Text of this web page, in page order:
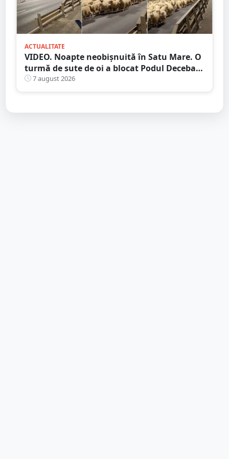
ACTUALITATE
VIDEO. Noapte neobișnuită în Satu Mare. O
turmă de sute de oi a blocat Podul Decebal.
Gest de apreciat al ciobanului
7 august 2026